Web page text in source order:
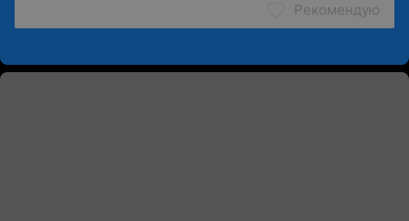
Рекомендую